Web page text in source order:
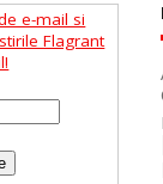
e-mail si
Flagrant